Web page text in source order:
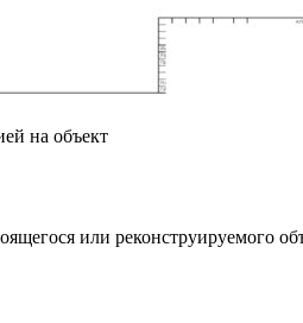
на объект
или реконструируемого